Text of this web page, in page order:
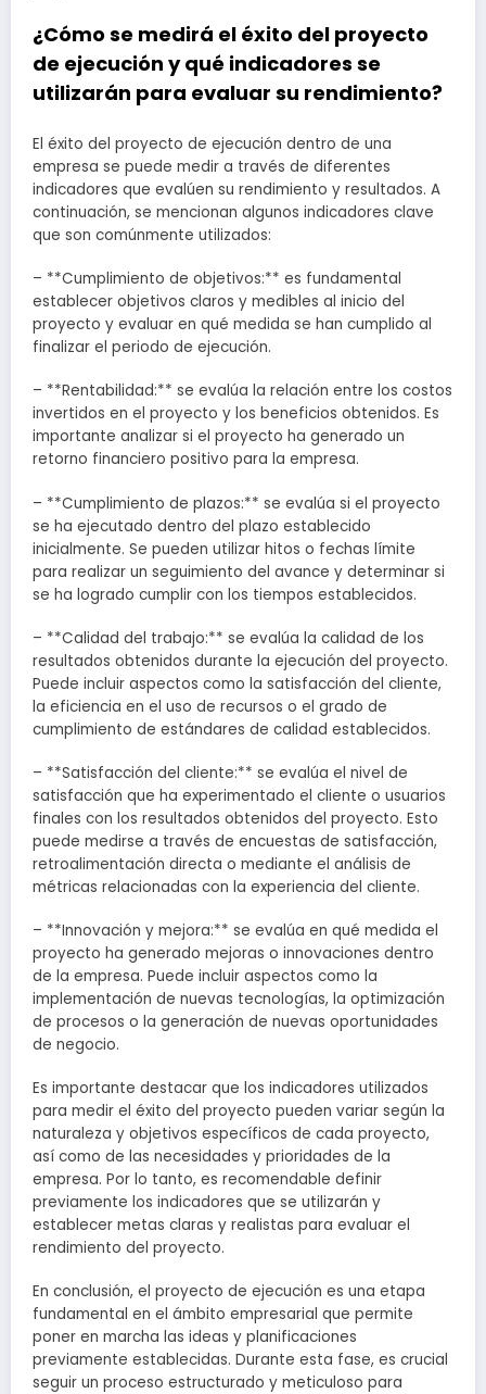
¿Cómo se medirá el éxito del proyecto
de ejecución y qué indicadores se
utilizarán para evaluar su rendimiento?
El éxito del proyecto de ejecución dentro de una
empresa se puede medir a través de diferentes
indicadores que evalúen su rendimiento y resultados. A
continuación, se mencionan algunos indicadores clave
que son comúnmente utilizados:
– **Cumplimiento de objetivos:** es fundamental
establecer objetivos claros y medibles al inicio del
proyecto y evaluar en qué medida se han cumplido al
finalizar el periodo de ejecución.
– **Rentabilidad:** se evalúa la relación entre los costos
invertidos en el proyecto y los beneficios obtenidos. Es
importante analizar si el proyecto ha generado un
retorno financiero positivo para la empresa.
– **Cumplimiento de plazos:** se evalúa si el proyecto
se ha ejecutado dentro del plazo establecido
inicialmente. Se pueden utilizar hitos o fechas límite
para realizar un seguimiento del avance y determinar si
se ha logrado cumplir con los tiempos establecidos.
– **Calidad del trabajo:** se evalúa la calidad de los
resultados obtenidos durante la ejecución del proyecto.
Puede incluir aspectos como la satisfacción del cliente,
la eficiencia en el uso de recursos o el grado de
cumplimiento de estándares de calidad establecidos.
– **Satisfacción del cliente:** se evalúa el nivel de
satisfacción que ha experimentado el cliente o usuarios
finales con los resultados obtenidos del proyecto. Esto
puede medirse a través de encuestas de satisfacción,
retroalimentación directa o mediante el análisis de
métricas relacionadas con la experiencia del cliente.
– **Innovación y mejora:** se evalúa en qué medida el
proyecto ha generado mejoras o innovaciones dentro
de la empresa. Puede incluir aspectos como la
implementación de nuevas tecnologías, la optimización
de procesos o la generación de nuevas oportunidades
de negocio.
Es importante destacar que los indicadores utilizados
para medir el éxito del proyecto pueden variar según la
naturaleza y objetivos específicos de cada proyecto,
así como de las necesidades y prioridades de la
empresa. Por lo tanto, es recomendable definir
previamente los indicadores que se utilizarán y
establecer metas claras y realistas para evaluar el
rendimiento del proyecto.
En conclusión, el proyecto de ejecución es una etapa
fundamental en el ámbito empresarial que permite
poner en marcha las ideas y planificaciones
previamente establecidas. Durante esta fase, es crucial
seguir un proceso estructurado y meticuloso para